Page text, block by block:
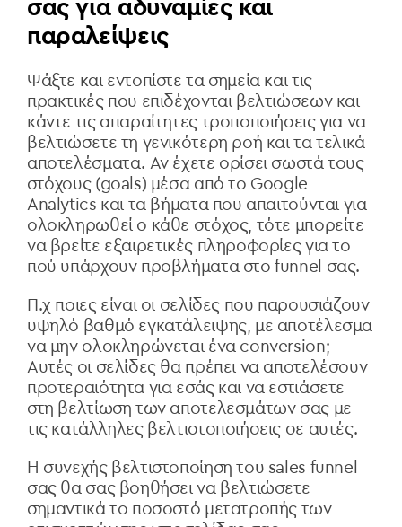
σας για αδυναμίες και
παραλείψεις
Ψάξτε και εντοπίστε τα σημεία και τις
πρακτικές που επιδέχονται βελτιώσεων και
κάντε τις απαραίτητες τροποποιήσεις για να
βελτιώσετε τη γενικότερη ροή και τα τελικά
αποτελέσματα. Αν έχετε ορίσει σωστά τους
στόχους (goals) μέσα από το Google
Analytics και τα βήματα που απαιτούνται για
ολοκληρωθεί ο κάθε στόχος, τότε μπορείτε
να βρείτε εξαιρετικές πληροφορίες για το
πού υπάρχουν προβλήματα στοfunnel σας.
Π.χ ποιες είναι οι σελίδες που παρουσιάζουν
υψηλό βαθμό εγκατάλειψης, με αποτέλεσμα
να μην ολοκληρώνεται ένα conversion;
Αυτές οι σελίδες θα πρέπει να αποτελέσουν
προτεραιότητα για εσάς και να εστιάσετε
στη βελτίωση των αποτελεσμάτων σας με
τις κατάλληλες βελτιστοποιήσεις σε αυτές.
Η συνεχής βελτιστοποίηση του sales funnel
σας θα σας βοηθήσει να βελτιώσετε
σημαντικά το ποσοστό μετατροπής των